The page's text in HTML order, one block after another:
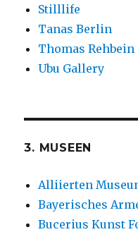
Stilllife
Tanas Berlin
Thomas Rehbein
Ubu Gallery
3. MUSEEN
Alliierten
Bayerisches
Bucerius Kunst